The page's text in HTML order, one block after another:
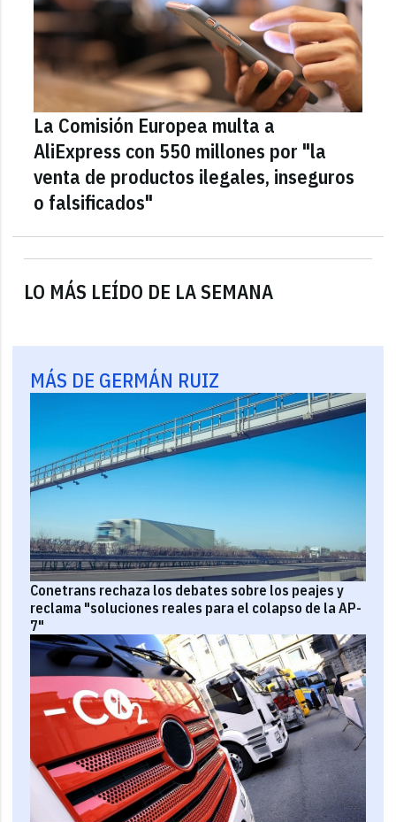
LO MÁS LEÍDO DE LA SEMANA
MÁS DE GERMÁN RUIZ
Conetrans rechaza los debates sobre los peajes y
reclama "soluciones reales para el colapso de la AP-
7"
La Comisión Europea multa a
AliExpress con 550 millones por "la
venta de productos ilegales, inseguros
o falsificados"